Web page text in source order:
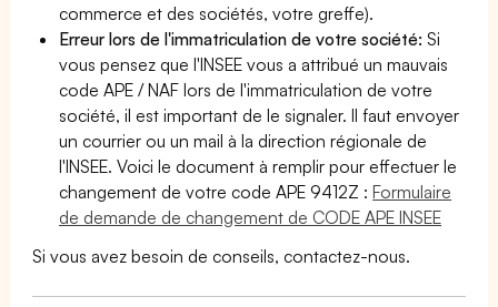
commerce et des sociétés, votre greffe).
Erreur lors de l'immatriculation de votre société:Si
vous pensez que l'INSEE vous a attribué un mauvais
code APE / NAF lors de l'immatriculation de votre
société, il est important de le signaler. Il faut envoyer
un courrier ou un mail à la direction régionale de
l'INSEE. Voici le document à remplir pour effectuer le
changement de votre code APE 9412Z :Formulaire
de demande de changement de CODE APE INSEE
Si vous avez besoin de conseils, contactez-nous.